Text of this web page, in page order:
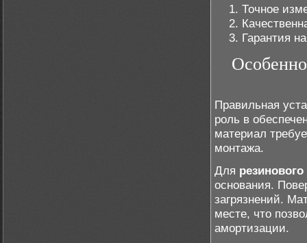
Точное
Гарантия
Правильная
роль в
материал
монтажа.
Для
основания.
загрязнений.
месте, что
амортизации.